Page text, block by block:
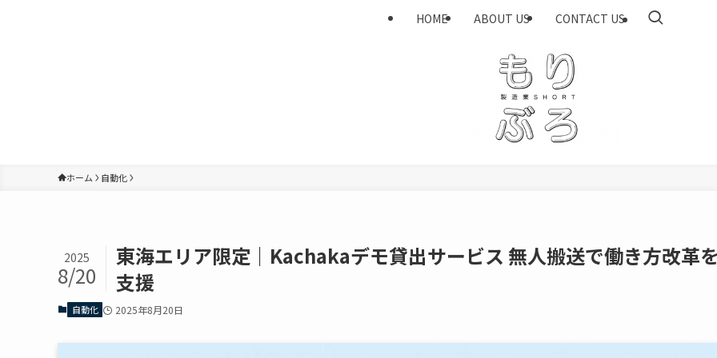
HOME ABOUT US CONTACT US
ホーム 自動化
東海エリア限定｜Kachakaデモ貸出サービス 無人搬送で働き方改革
支援
2025
8/20
自動化 2025年8月20日